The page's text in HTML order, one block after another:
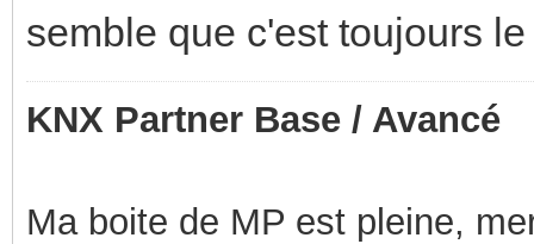
semble que c'est toujours
KNX Partner Base / Avancé
Ma boite de MP est pleine,